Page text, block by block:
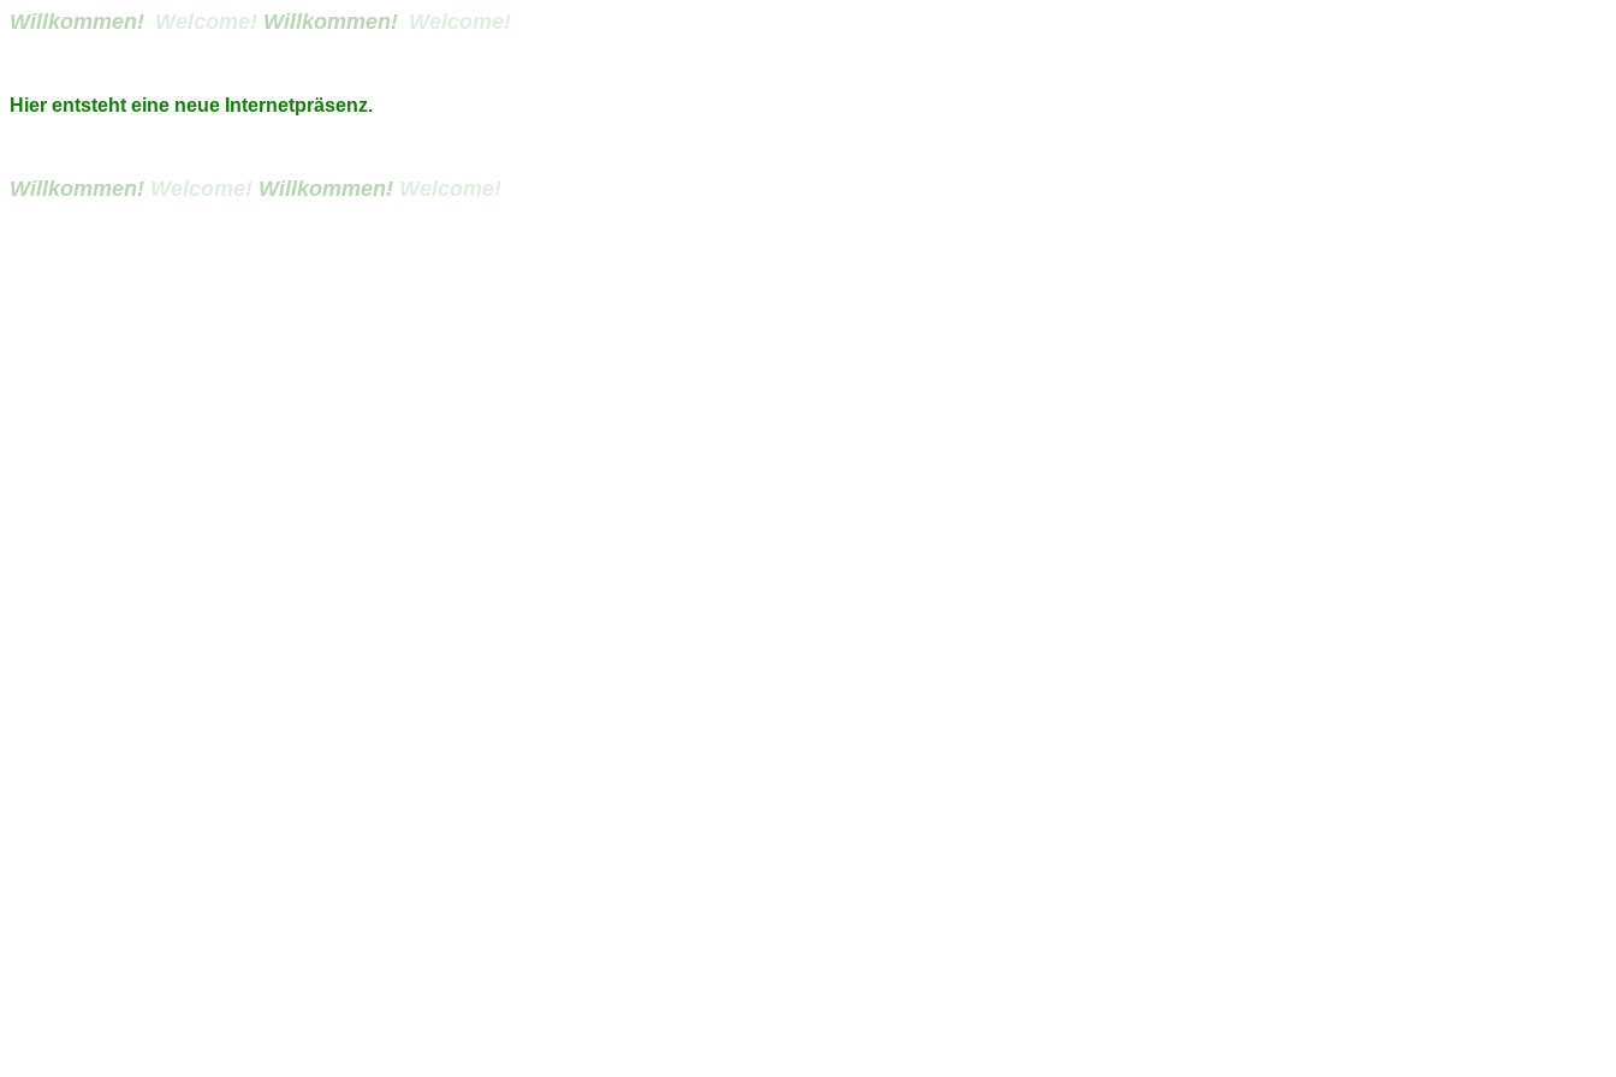
Willkommen! Welcome! Willkommen! Welcome!
Hier entsteht eine neue Internetpräsenz.
Willkommen! Welcome! Willkommen! Welcome!